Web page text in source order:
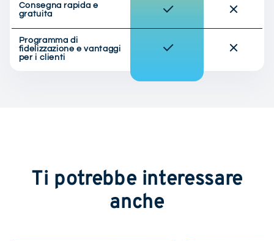
Consegna rapida e
gratuita
Programma di
fidelizzazione e vantaggi
per i clienti
Ti potrebbe interessare
anche